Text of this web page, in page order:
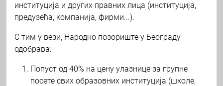
институција и других правних лица (институција,
предузећа, компанија, фирми...).
С тим у вези, Народно позориште у Београду
одобрава:
Попуст од 40% на цену улазнице за групне
посете свих образовних институција (школе,